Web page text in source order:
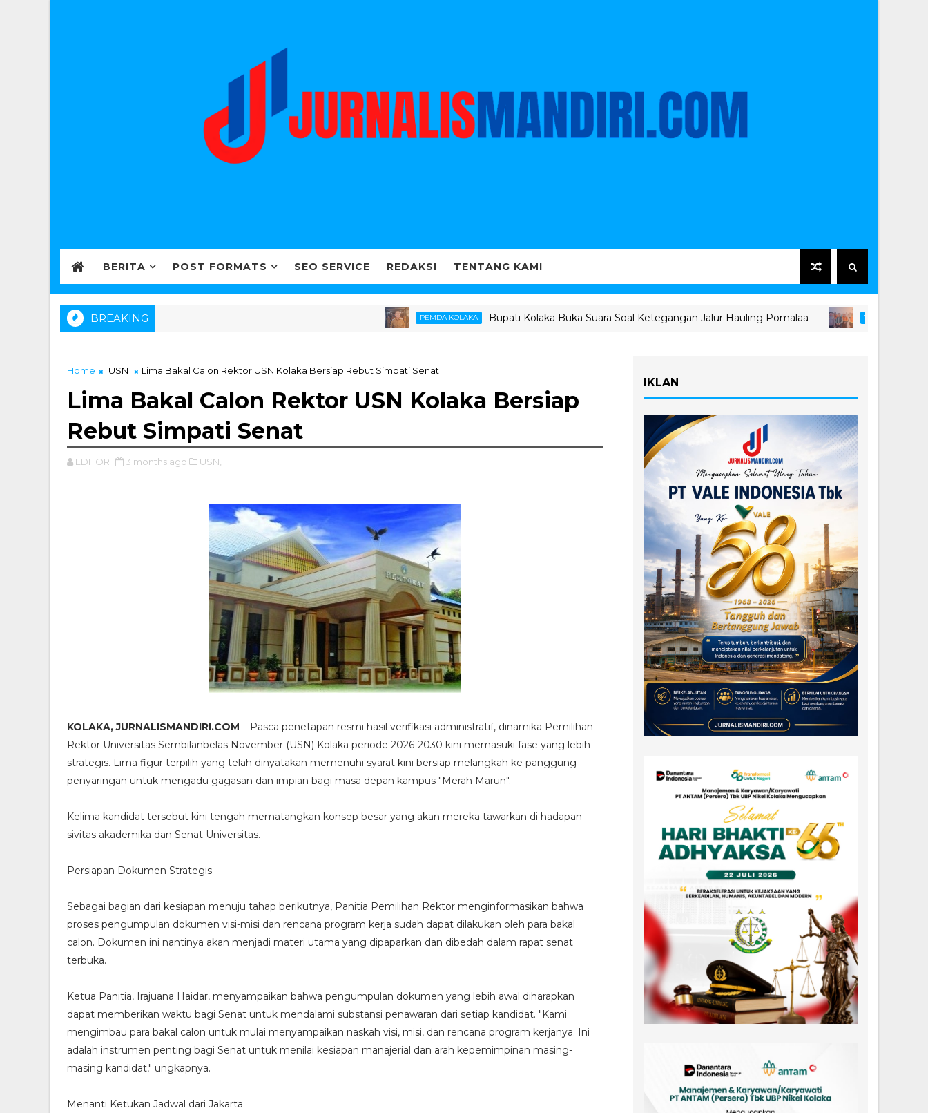
BERITA POST FORMATS SEO SERVICE REDAKSI TENTANG KAMI
BREAKING PEMDA KOLAKA Bupati Kolaka Buka Suara Soal Ketegangan Jalur Hauling Pomalaa VALE MIND ID
Home USN Lima Bakal Calon Rektor USN Kolaka Bersiap Rebut Simpati Senat
Lima Bakal Calon Rektor USN Kolaka Bersiap
Rebut Simpati Senat
EDITOR 3 months ago USN,
KOLAKA, JURNALISMANDIRI.COM – Pasca penetapan resmi hasil verifikasi administratif, dinamika Pemilihan
Rektor Universitas Sembilanbelas November (USN) Kolaka periode 2026-2030 kini memasuki fase yang lebih
strategis. Lima figur terpilih yang telah dinyatakan memenuhi syarat kini bersiap melangkah ke panggung
penyaringan untuk mengadu gagasan dan impian bagi masa depan kampus "Merah Marun".
Kelima kandidat tersebut kini tengah mematangkan konsep besar yang akan mereka tawarkan di hadapan
sivitas akademika dan Senat Universitas.
Persiapan Dokumen Strategis
Sebagai bagian dari kesiapan menuju tahap berikutnya, Panitia Pemilihan Rektor menginformasikan bahwa
proses pengumpulan dokumen visi-misi dan rencana program kerja sudah dapat dilakukan oleh para bakal
calon. Dokumen ini nantinya akan menjadi materi utama yang dipaparkan dan dibedah dalam rapat senat
terbuka.
Ketua Panitia, Irajuana Haidar, menyampaikan bahwa pengumpulan dokumen yang lebih awal diharapkan
dapat memberikan waktu bagi Senat untuk mendalami substansi penawaran dari setiap kandidat. "Kami
mengimbau para bakal calon untuk mulai menyampaikan naskah visi, misi, dan rencana program kerjanya. Ini
adalah instrumen penting bagi Senat untuk menilai kesiapan manajerial dan arah kepemimpinan masing-
masing kandidat," ungkapnya.
Menanti Ketukan Jadwal dari Jakarta
IKLAN